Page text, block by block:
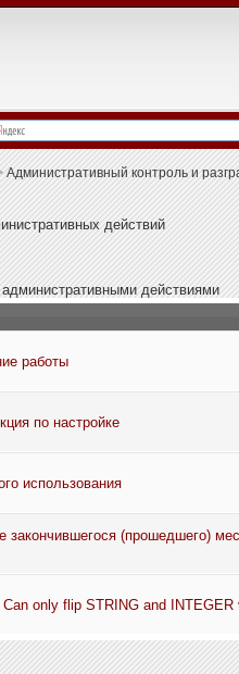
Административный контроль и
действий
действиями
работы
по настройке
использования
закончившегося (прошедшего)
only flip STRING and INTEGER